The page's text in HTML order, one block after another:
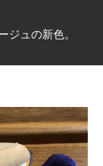
ジュの新色。